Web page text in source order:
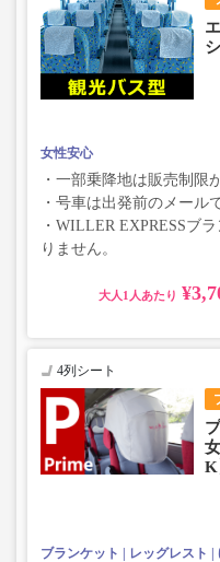
女性安心
・一部乗降地は販売制限
・号車は出発前のメール
・WILLER EXPRESSブ
りません。
大人
4列シート
K
ブランケット レッグレスト